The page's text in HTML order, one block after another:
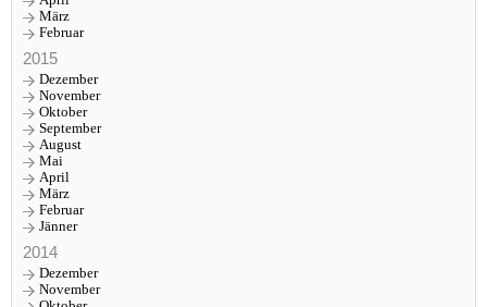
März
Februar
2015
Dezember
November
Oktober
September
August
Mai
April
März
Februar
Jänner
2014
Dezember
November